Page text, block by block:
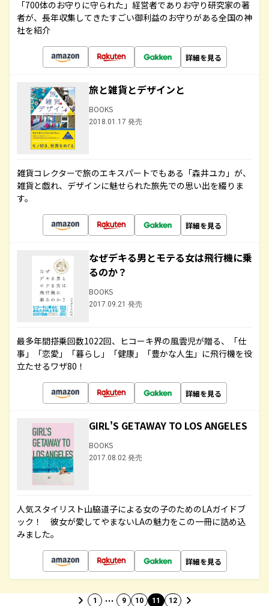
「700体のお守りに守られた」経営者でありお守り研究家の著
者が、長年収集してきたすごい御利益のお守りがある全国の神
社を紹介
詳細を見る
旅と雑貨とデザインと
BOOKS
2018.01.17 発売
雑貨コレクターで旅のエキスパートでもある「森井ユカ」が、
雑貨と戯れ、デザインに魅せられた旅先での思い出を綴りま
す。
詳細を見る
なぜデキる男とモテる女は飛行機に乗
るのか？
BOOKS
2017.09.21 発売
最多年間搭乗回数1022回、ヒコーキ界の風雲児が贈る、「仕
事」「恋愛」「暮らし」「健康」「豊かな人生」に飛行機を役
立たせるワザ80！
詳細を見る
GIRL'S GETAWAY TO LOS ANGELES
BOOKS
2017.08.02 発売
人気スタイリスト山脇道子による女の子のためのLAガイドブ
ック！ 彼女が愛してやまないLAの魅力をこの一冊に詰め込
みました。
詳細を見る
1 … 9 10 11 12